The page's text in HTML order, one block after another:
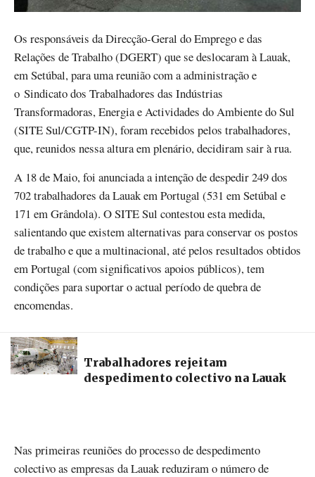
Os responsáveis da Direcção-Geral do Emprego e das
Relações de Trabalho (DGERT) que se deslocaram à Lauak,
em Setúbal, para uma reunião com a administração e
o Sindicato dos Trabalhadores das Indústrias
Transformadoras, Energia e Actividades do Ambiente do Sul
(SITE Sul/CGTP-IN), foram recebidos pelos trabalhadores,
que, reunidos nessa altura em plenário, decidiram sair à rua.
A 18 de Maio, foi anunciada a intenção de despedir 249 dos
702 trabalhadores da Lauak em Portugal (531 em Setúbal e
171 em Grândola). O SITE Sul contestou esta medida,
salientando que existem alternativas para conservar os postos
de trabalho e que a multinacional, até pelos resultados obtidos
em Portugal (com significativos apoios públicos), tem
condições para suportar o actual período de quebra de
encomendas.
Trabalhadores rejeitam
despedimento colectivo na Lauak
Nas primeiras reuniões do processo de despedimento
colectivo as empresas da Lauak reduziram o número de